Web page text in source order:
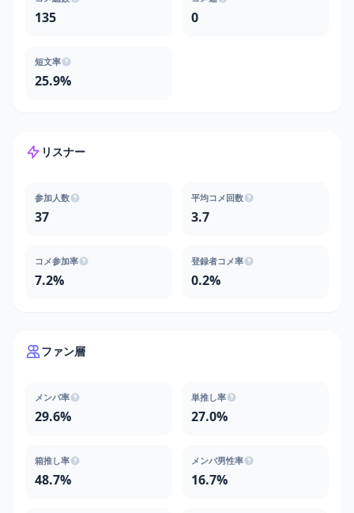
135 0
短文率
25.9%
リスナー
参加人数
37
平均コメ回数
3.7
コメ参加率
7.2%
登録者コメ率
0.2%
ファン層
メンバ率
29.6%
単推し率
27.0%
箱推し率
48.7%
メンバ男性率
16.7%